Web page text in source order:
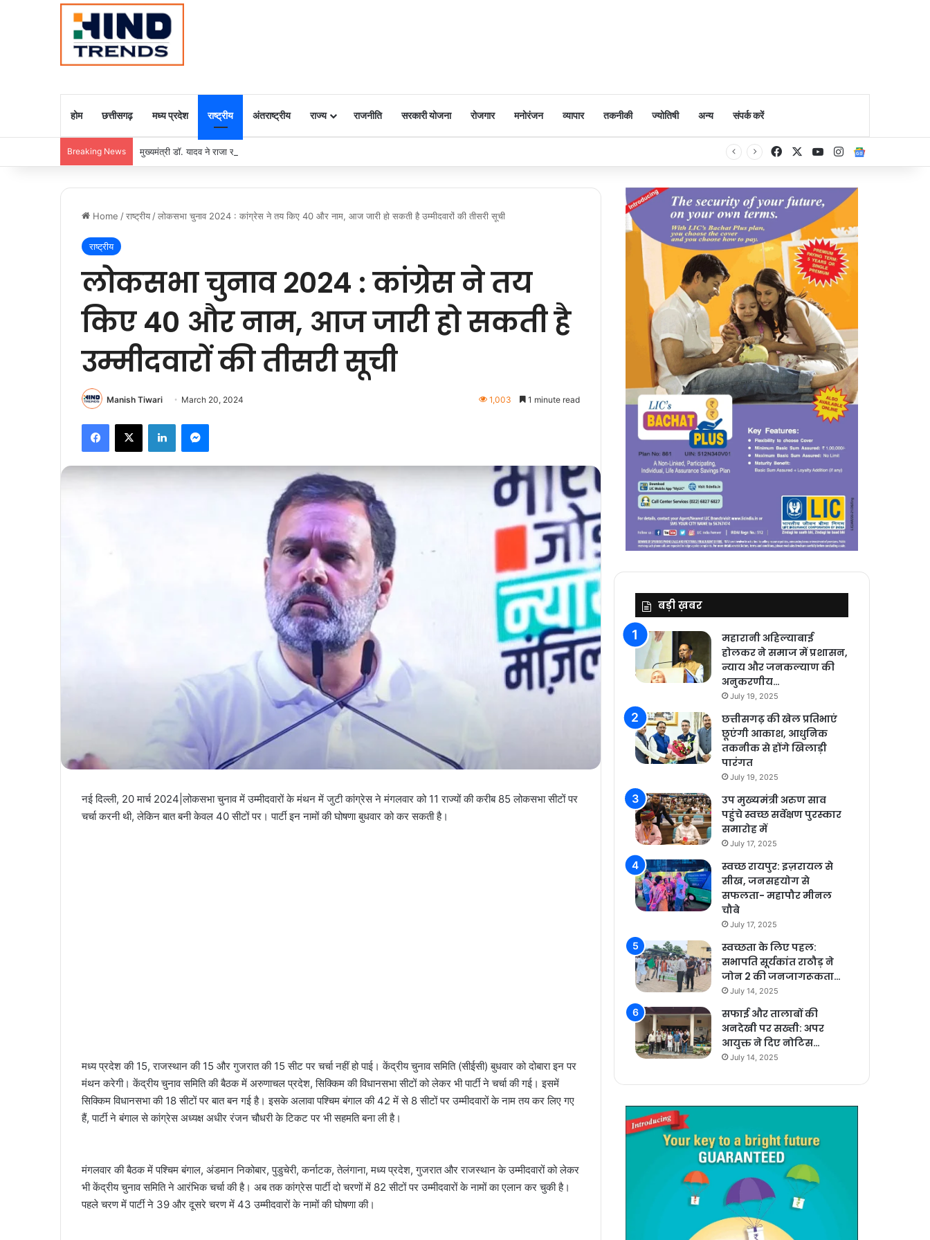
होम छत्तीसगढ़ मध्य प्रदेश राष्ट्रीय अंतराष्ट्रीय राज्य राजनीति सरकारी योजना रोजगार मनोरंजन व्यापार तकनीकी ज्योतिषी अन्य संपर्क करें
Breaking News मुख्यमंत्री डॉ. यादव ने राजा राममोहन राय की जयंती पर किया नमन FacebookYouTubeInstagram
Home /राष्ट्रीय /लोकसभा चुनाव 2024 : कांग्रेस ने तय किए 40 और नाम, आज जारी हो सकती है उम्मीदवारों की तीसरी सूची
राष्ट्रीय
लोकसभा चुनाव 2024 : कांग्रेस ने तय
किए 40 और नाम, आज जारी हो सकती है
उम्मीदवारों की तीसरी सूची
Manish Tiwari March 20, 2024 1,003 1 minute read
Facebook
X LinkedInMessenger
नई दिल्ली, 20 मार्च 2024|लोकसभा चुनाव में उम्मीदवारों के मंथन में जुटी कांग्रेस ने मंगलवार को 11 राज्यों की करीब 85 लोकसभा सीटों पर
चर्चा करनी थी, लेकिन बात बनी केवल 40 सीटों पर। पार्टी इन नामों की घोषणा बुधवार को कर सकती है।
मध्य प्रदेश की 15, राजस्थान की 15 और गुजरात की 15 सीट पर चर्चा नहीं हो पाई। केंद्रीय चुनाव समिति (सीईसी) बुधवार को दोबारा इन पर
मंथन करेगी। केंद्रीय चुनाव समिति की बैठक में अरुणाचल प्रदेश, सिक्किम की विधानसभा सीटों को लेकर भी पार्टी ने चर्चा की गई। इसमें
सिक्किम विधानसभा की 18 सीटों पर बात बन गई है। इसके अलावा पश्चिम बंगाल की 42 में से 8 सीटों पर उम्मीदवारों के नाम तय कर लिए गए
हैं, पार्टी ने बंगाल से कांग्रेस अध्यक्ष अधीर रंजन चौधरी के टिकट पर भी सहमति बना ली है।
मंगलवार की बैठक में पश्चिम बंगाल, अंडमान निकोबार, पुडुचेरी, कर्नाटक, तेलंगाना, मध्य प्रदेश, गुजरात और राजस्थान के उम्मीदवारों को लेकर
भी केंद्रीय चुनाव समिति ने आरंभिक चर्चा की है। अब तक कांग्रेस पार्टी दो चरणों में 82 सीटों पर उम्मीदवारों के नामों का एलान कर चुकी है।
पहले चरण में पार्टी ने 39 और दूसरे चरण में 43 उम्मीदवारों के नामों की घोषणा की।
बड़ी ख़बर
महारानी अहिल्याबाई
होलकर ने समाज में प्रशासन,
न्याय और जनकल्याण की
अनुकरणीय…
July 19, 2025
छत्तीसगढ़ की खेल प्रतिभाएं
छूएंगी आकाश, आधुनिक
तकनीक से होंगे खिलाड़ी
पारंगत
July 19, 2025
उप मुख्यमंत्री अरुण साव
पहुंचे स्वच्छ सर्वेक्षण पुरस्कार
समारोह में
July 17, 2025
स्वच्छ रायपुर: इज़रायल से
सीख, जनसहयोग से
सफलता- महापौर मीनल
चौबे
July 17, 2025
स्वच्छता के लिए पहल:
सभापति सूर्यकांत राठौड़ ने
जोन 2 की जनजागरूकता…
July 14, 2025
सफाई और तालाबों की
अनदेखी पर सख्ती: अपर
आयुक्त ने दिए नोटिस…
July 14, 2025